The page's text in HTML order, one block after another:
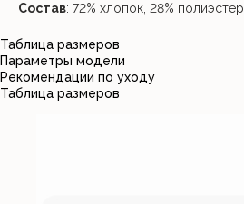
Состав: 72% хлопок, 28% полиэстер
Таблица размеров
Параметры модели
Рекомендации по уходу
Таблица размеров